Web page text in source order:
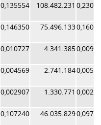
0,135554 108.482.231
0,146350 75.496.133
0,010727 4.341.385
0,004569 2.741.184
0,002907 1.330.771
0,107240 46.035.829